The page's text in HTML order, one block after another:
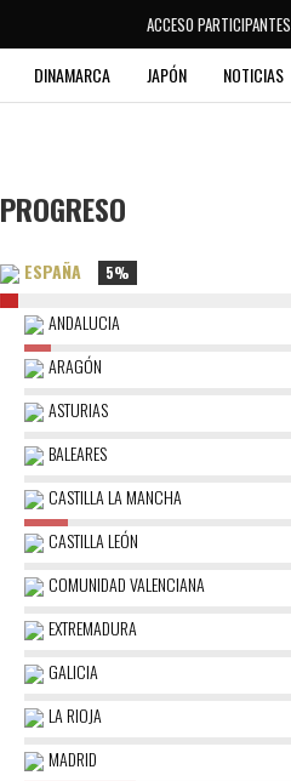
ACCESO PARTICIPANTES
DINAMARCA JAPÓN NOTICIAS
PROGRESO
ESPAÑA 5%
ANDALUCIA
ARAGÓN
ASTURIAS
BALEARES
CASTILLA LA MANCHA
CASTILLA LEÓN
COMUNIDAD VALENCIANA
EXTREMADURA
GALICIA
LA RIOJA
MADRID